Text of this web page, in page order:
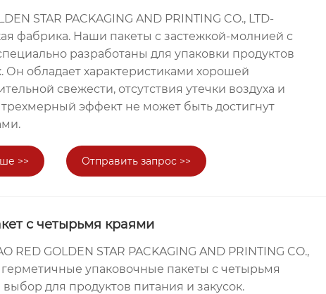
STAR PACKAGING AND PRINTING CO., LTD-
фабрика. Наши пакеты с застежкой-молнией с
разработаны для упаковки продуктов
Он обладает характеристиками хорошей
свежести, отсутствия утечки воздуха и
трехмерный эффект не может быть достигнут
>> Отправить запрос >>
с четырьмя краями
RED GOLDEN STAR PACKAGING AND PRINTING CO.,
герметичные упаковочные пакеты с четырьмя
для продуктов питания и закусок.